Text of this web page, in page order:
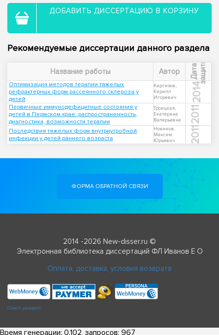
ДОБАВИТЬ ДИССЕРТАЦИЮ В КОРЗИНУ
Рекомендуемые диссертации данного раздела
Название работы Автор Д
а
т
а
з
а
щ
и
т ы
Оптимизация методов терапии тяжелых
рефрактерных форм рассеянного склероза у
детей
Киргизов,
Кирилл
Игоревич
2014
Первичные иммунодефицитные состояния у
детей в Пермском крае: распространенность,
диагностика, возможности терапии
Троицкая,
Екатерина
Валерьевна
2011
Последствия тяжелых форм внутриутробной
инфекции у детей раннего возраста
Новиков,
Максим
Юрьевич
2011
ФОРМА ОБРАТНОЙ СВЯЗИ
2014 -2026 New-disser.ru ©
Электронная библиотека диссертаций ФЛ Иванов Е О
Оплата, доставка, условия возврата
Check passport
Время генерации: 0.102, запросов: 967